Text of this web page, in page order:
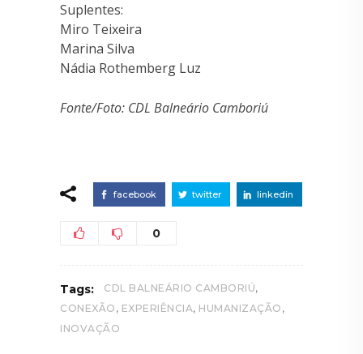
Suplentes:
Miro Teixeira
Marina Silva
Nádia Rothemberg Luz
Fonte/Foto: CDL Balneário Camboriú
facebook twitter linkedin
0
Tags: CDL BALNEÁRIO CAMBORIÚ,
CONEXÃO , EXPERIÊNCIA, HUMANIZAÇÃO ,
INOVAÇÃO